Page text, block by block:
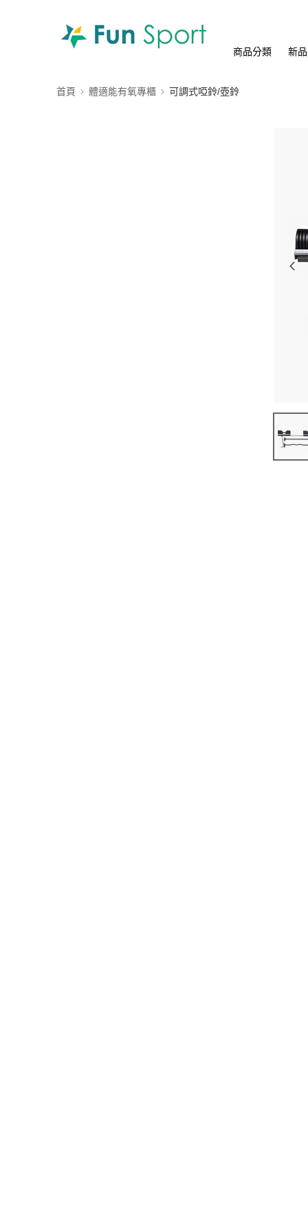
商品分類 新品
首頁 體適能有氧專櫃 可調式啞鈴/壺鈴